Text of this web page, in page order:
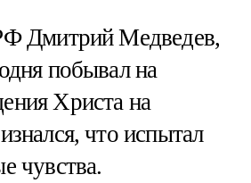
Дмитрий Медведев,
побывал на
Христа на
что испытал
чувства.